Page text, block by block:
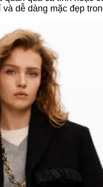
dễ dàng mặc đẹp